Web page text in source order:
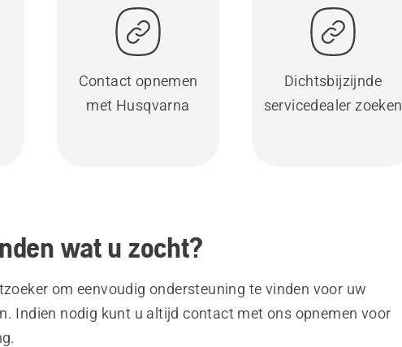
Contact opnemen
met Husqvarna
Dichtsbijzijnde
servicedealer zoeken
wat u zocht?
om eenvoudig ondersteuning te vinden voor uw
Indien nodig kunt u altijd contact met ons opnemen voor